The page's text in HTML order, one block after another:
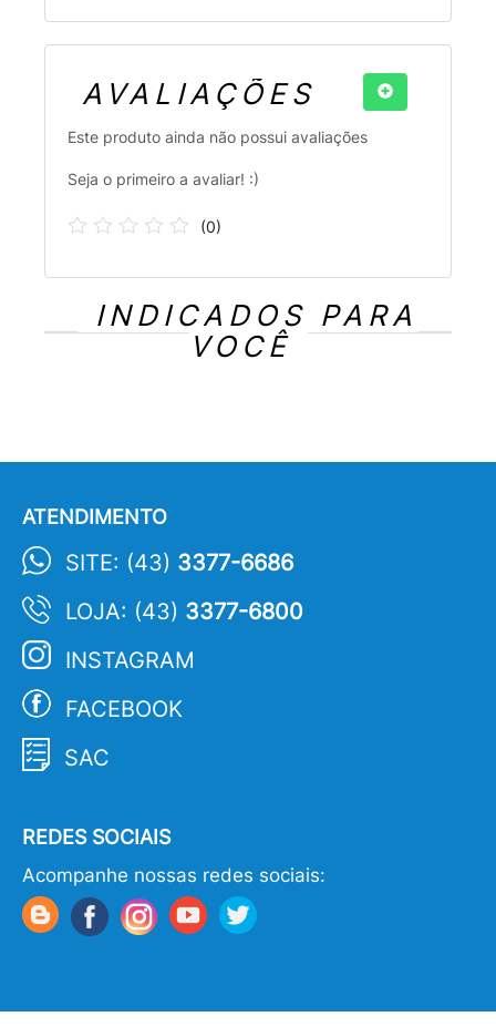
AVALIAÇÕES
Este produto ainda não possui avaliações
Seja o primeiro a avaliar! :)
(0)
INDICADOS PARA
VOCÊ
ATENDIMENTO
SITE: (43) 3377-6686
LOJA: (43) 3377-6800
INSTAGRAM
FACEBOOK
SAC
REDES SOCIAIS
Acompanhe nossas redes sociais: